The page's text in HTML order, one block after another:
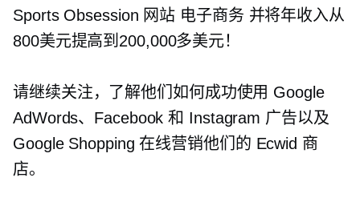
Sports Obsession 网站 电子商务 并将年收入从
800美元提高到200,000多美元！
请继续关注，了解他们如何成功使用 Google
AdWords、Facebook 和 Instagram 广告以及
Google Shopping 在线营销他们的 Ecwid 商
店。